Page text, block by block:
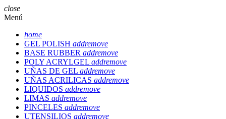
close
Menú
home
GEL POLISH addremove
BASE RUBBER addremove
POLY ACRYLGEL addremove
UÑAS DE GEL addremove
UÑAS ACRILICAS addremove
LIQUIDOS addremove
LIMAS addremove
PINCELES addremove
UTENSILIOS addremove